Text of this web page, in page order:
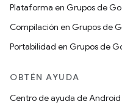
Plataforma en Grupos de
Compilación en Grupos de
Portabilidad en Grupos de
OBTÉN AYUDA
Centro de ayuda de Android